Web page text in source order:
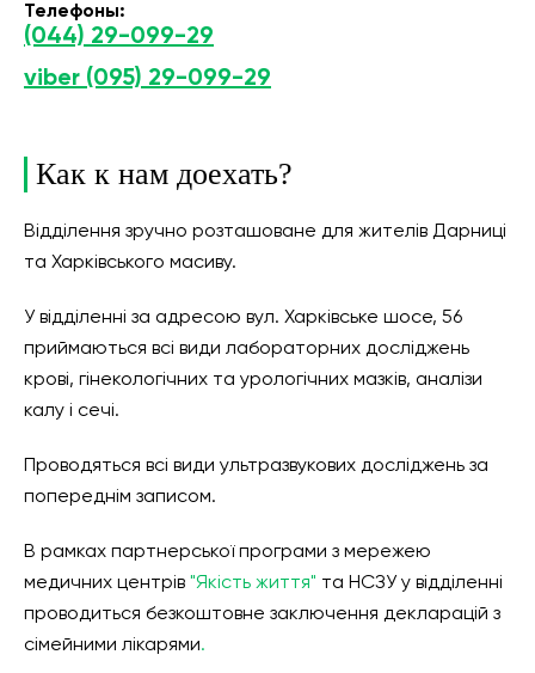
Телефоны:
(044) 29-099-29
viber (095) 29-099-29
Как к нам доехать?
Відділення зручно розташоване для жителів Дарниці
та Харківського масиву.
У відділенні за адресою вул. Харківське шосе, 56
приймаються всі види лабораторних досліджень
крові, гінекологічних та урологічних мазків, аналізи
калу і сечі.
Проводяться всі види ультразвукових досліджень за
попереднім записом.
В рамках партнерської програми з мережею
медичних центрів "Якість життя" та НСЗУ у відділенні
проводиться безкоштовне заключення декларацій з
сімейними лікарями.